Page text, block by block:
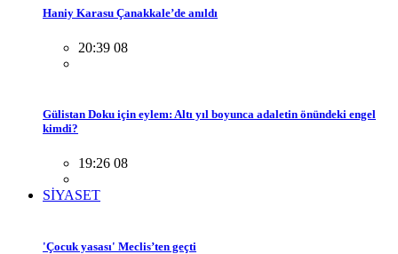
Haniy Karasu Çanakkale’de anıldı
20:39 08
Gülistan Doku için eylem: Altı yıl boyunca adaletin önündeki engel
kimdi?
19:26 08
SİYASET
'Çocuk yasası' Meclis’ten geçti